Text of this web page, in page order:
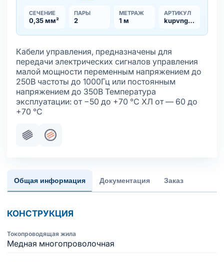
СЕЧЕНИЕ
0,35 мм²
ПАРЫ
2
МЕТРАЖ
1 м
АРТИКУЛ
kupvnga-ls
Кабели управления, предназначены для
передачи электрических сигналов управления
малой мощности переменным напряжением до
250В частоты до 1000Гц или постоянным
напряжением до 350В Температура
эксплуатации: от −50 до +70 °С ХЛ от — 60 до
+70 °С
Пучковая скрутка
Жила медная многопроволочная
Общая информация Документация Заказ
КОНСТРУКЦИЯ
Токопроводящая жила
Медная многопроволочная